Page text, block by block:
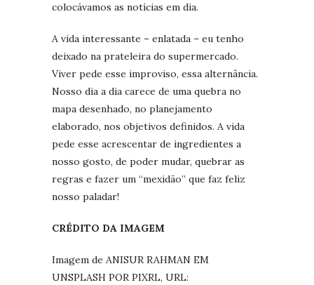
colocávamos as notícias em dia.
A vida interessante – enlatada – eu tenho
deixado na prateleira do supermercado.
Viver pede esse improviso, essa alternância.
Nosso dia a dia carece de uma quebra no
mapa desenhado, no planejamento
elaborado, nos objetivos definidos. A vida
pede esse acrescentar de ingredientes a
nosso gosto, de poder mudar, quebrar as
regras e fazer um “mexidão” que faz feliz
nosso paladar!
CRÉDITO DA IMAGEM
Imagem de ANISUR RAHMAN EM
UNSPLASH POR PIXRL, URL: